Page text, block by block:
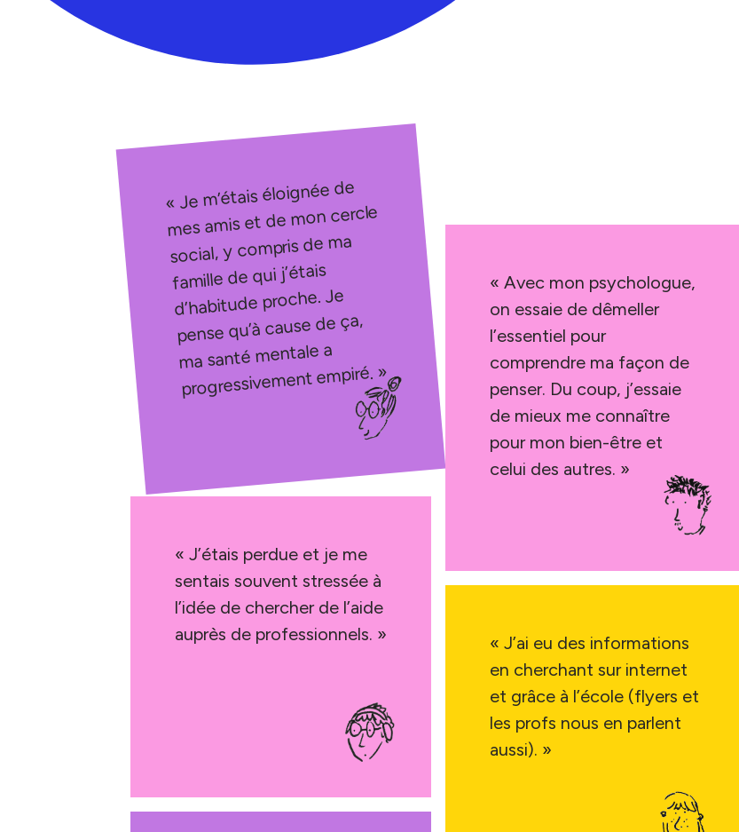
« Je m’étais éloignée de
mes amis et de mon cercle
social, y compris de ma
famille de qui j’étais
d’habitude proche. Je
pense qu’à cause de ça,
ma santé mentale a
progressivement empiré. »
« Avec mon psychologue,
on essaie de dêmeller
l’essentiel pour
comprendre ma façon de
penser. Du coup, j’essaie
de mieux me connaître
pour mon bien-être et
celui des autres. »
« J’étais perdue et je me
sentais souvent stressée à
l’idée de chercher de l’aide
auprès de professionnels. »
« J’ai eu des informations
en cherchant sur internet
et grâce à l’école (flyers et
les profs nous en parlent
aussi). »